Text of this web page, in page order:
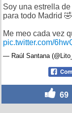
Soy una estrella
para todo Madrid
Me meo cada vez
pic.twitter.com/
— Raúl Santana
69